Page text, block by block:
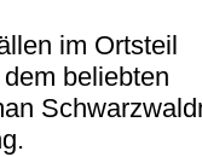
im Ortsteil
beliebten